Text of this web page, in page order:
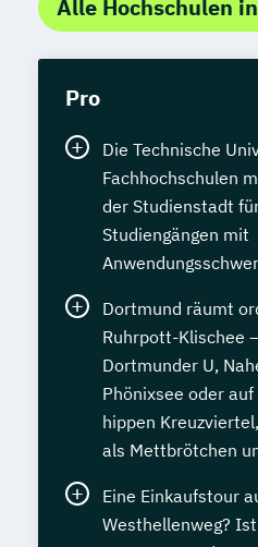
Alle Hochschulen
Pro
Die Technische
Fachhochschulen
der Studienstadt
Studiengängen mit
Dortmund räumt
Ruhrpott-Klischee
Dortmunder U,
Phönixsee oder
hippen
als Mettbrötchen
Eine Einkaufstour
Westhellenweg?